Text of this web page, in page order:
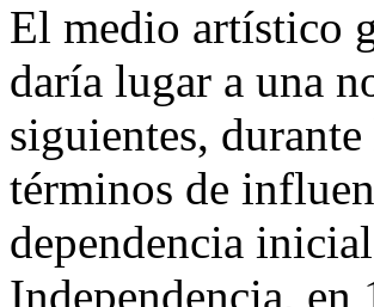
El medio artístico
daría lugar a una
siguientes,
términos de
dependencia
Independencia,